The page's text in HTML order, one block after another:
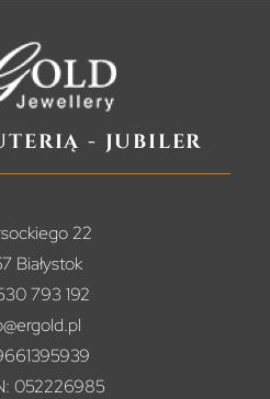
- jubiler
22
Białystok
793 192
052226985